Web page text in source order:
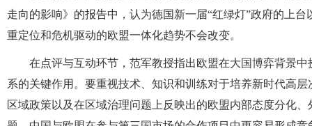
走向的影响》的报告中，认为德国新一届“红绿灯”政府的上
重定位和危机驱动的欧盟一体化趋势不会改变。
在点评与互动环节，范军教授指出欧盟在大国博弈背景
系的关键作用。要重视技术、知识和训练对于培养新时代高
区域政策以及在区域治理问题上反映出的欧盟内部态度分化